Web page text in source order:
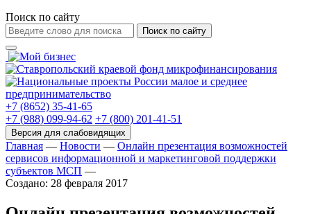
Поиск по сайту
Поиск по сайту
+7 (8652) 35-41-65
+7 (988) 099-94-62 +7 (800) 201-41-51
Главная — Новости — Онлайн презентация возможностей
сервисов информационной и маркетинговой поддержки
субъектов МСП —
Создано: 28 февраля 2017